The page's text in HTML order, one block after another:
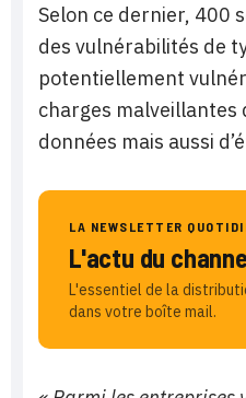
Selon ce dernier, 400
des vulnérabilités de
potentiellement
charges malveillantes
données mais aussi
LA NEWSLETTER
L'actu du
L'essentiel de la
dans votre boîte mail.